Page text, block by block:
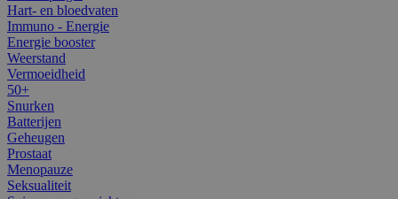
Hart- en bloedvaten
Immuno - Energie
Energie booster
Weerstand
Vermoeidheid
50+
Snurken
Batterijen
Geheugen
Prostaat
Menopauze
Seksualiteit